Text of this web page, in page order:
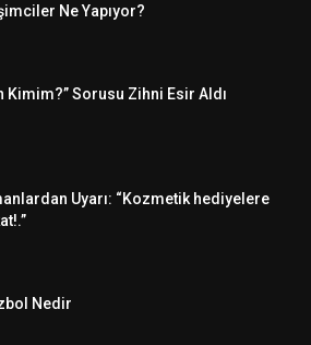
Ne Yapıyor?
Kimim?” Sorusu Zihni Esir Aldı
Uyarı: “Kozmetik hediyelere
Nedir